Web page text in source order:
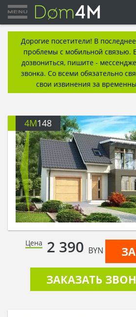
Дорогие посетители! В
проблемы с мобильной связью.
дозвониться, пишите -
звонка. Со всеми обязательно
свои извинения за
4M148
Цена 2 390 BYN
ЗАКАЗАТЬ